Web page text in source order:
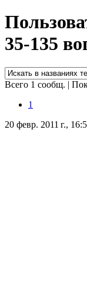
35-135
Всего 1 сообщ. |
1
20 февр. 2011 г.,